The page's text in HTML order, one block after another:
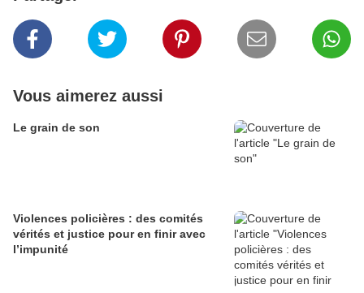
Vous aimerez aussi
Le grain de son
Violences policières : des comités
vérités et justice pour en finir avec
l’impunité